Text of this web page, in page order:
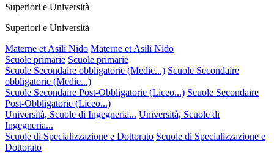
Superiori e Università
Superiori e Università
Materne et Asili Nido Materne et Asili Nido
Scuole primarie Scuole primarie
Scuole Secondaire obbligatorie (Medie...) Scuole Secondaire
obbligatorie (Medie...)
Scuole Secondaire Post-Obbligatorie (Liceo...) Scuole Secondaire
Post-Obbligatorie (Liceo...)
Università, Scuole di Ingegneria... Università, Scuole di
Ingegneria...
Scuole di Specializzazione e Dottorato Scuole di Specializzazione e
Dottorato